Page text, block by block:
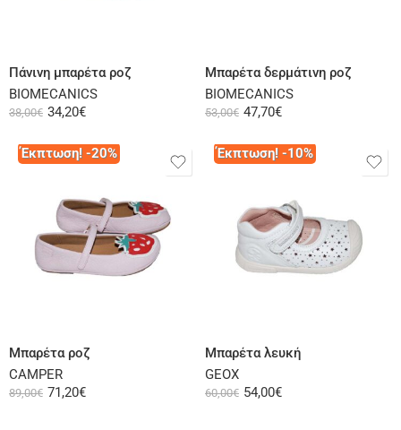
Πάνινη μπαρέτα ροζ
BIOMECANICS
38,00€ 34,20€
Μπαρέτα δερμάτινη ροζ
BIOMECANICS
53,00€ 47,70€
Έκπτωση! -20%
Μπαρέτα ροζ
CAMPER
89,00€ 71,20€
Έκπτωση! -10%
Μπαρέτα λευκή
GEOX
60,00€ 54,00€